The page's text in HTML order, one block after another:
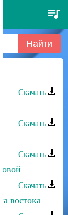
Скачать
Скачать
Скачать
Скачать
востока